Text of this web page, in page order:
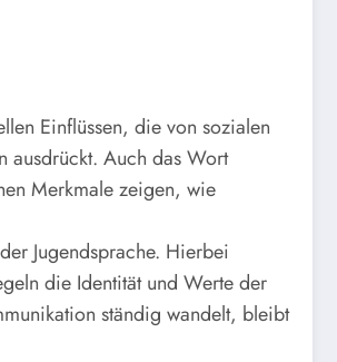
Einflüssen, die von sozialen
ausdrückt. Auch das Wort
Merkmale zeigen, wie
Jugendsprache. Hierbei
die Identität und Werte der
ständig wandelt, bleibt